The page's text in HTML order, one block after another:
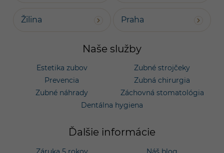
Žilina Praha
Naše služby
Estetika zubov
Zubné strojčeky
Prevencia
Zubná chirurgia
Zubné náhrady
Záchovná stomatológia
Dentálna hygiena
Ďalšie informácie